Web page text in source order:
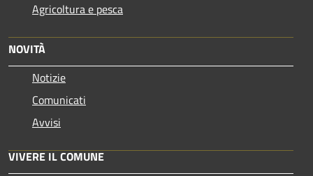
Agricoltura e pesca
NOVITÀ
Notizie
Comunicati
Avvisi
VIVERE IL COMUNE